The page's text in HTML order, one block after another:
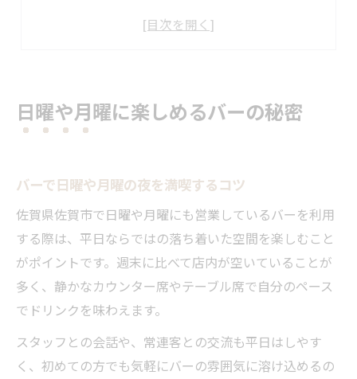
仕事帰りも安心できるバー選びのポイント
佐賀市で週末営業のバーを満喫する方法
バーで週末を快適に過ごすための秘訣
日曜営業のバーが人気な理由を探る
初めてのバー巡りにおすすめの楽しみ方
バーで友人と盛り上がるポイントを解説
穏やかな夜を彩る佐賀県のバー選び
バーの雰囲気が夜を特別にする理由
営業日で選ぶ佐賀県のおすすめバー
カクテルや音楽が楽しめるバーの魅力
落ち着いた夜にぴったりなバーの特徴
日曜や月曜に楽しめるバーの秘密
バーで日曜や月曜の夜を満喫するコツ
佐賀県佐賀市で日曜や月曜にも営業しているバーを利用
する際は、平日ならではの落ち着いた空間を楽しむこと
がポイントです。週末に比べて店内が空いていることが
多く、静かなカウンター席やテーブル席で自分のペース
でドリンクを味わえます。
スタッフとの会話や、常連客との交流も平日はしやす
く、初めての方でも気軽にバーの雰囲気に溶け込めるの